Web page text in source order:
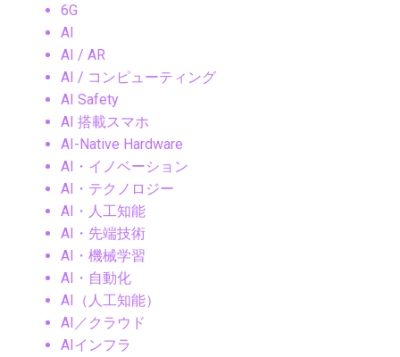
6G
AI
AI / AR
AI / コンピューティング
AI Safety
AI 搭載スマホ
AI-Native Hardware
AI・イノベーション
AI・テクノロジー
AI・人工知能
AI・先端技術
AI・機械学習
AI・自動化
AI（人工知能）
AI／クラウド
AIインフラ